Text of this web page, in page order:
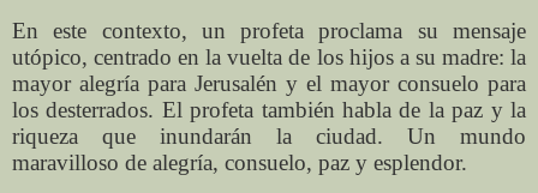
En este contexto, un profeta proclama su mensaje
utópico, centrado en la vuelta de los hijos a su madre: la
mayor alegría para Jerusalén y el mayor consuelo para
los desterrados. El profeta también habla de la paz y la
riqueza que inundarán la ciudad. Un mundo
maravilloso de alegría, consuelo, paz y esplendor.